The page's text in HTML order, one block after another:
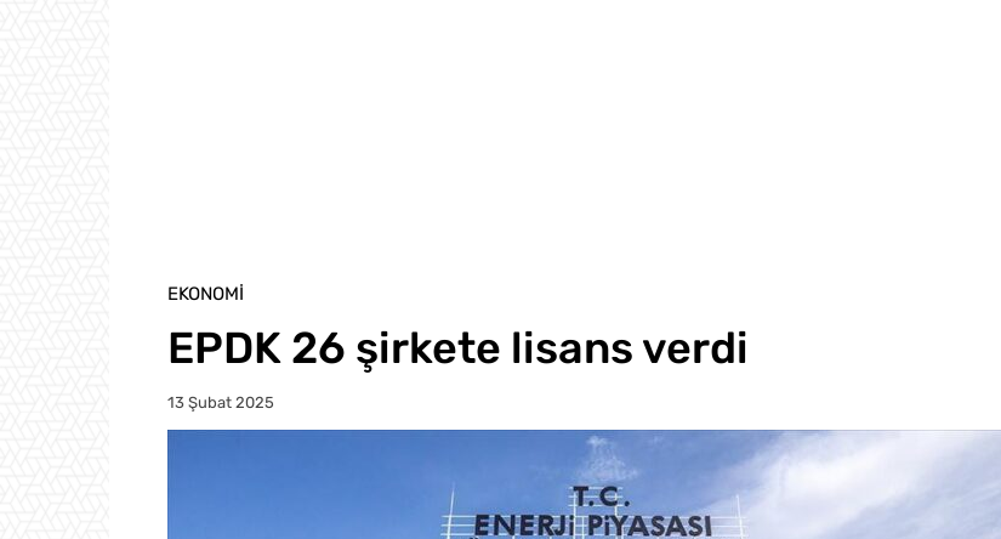
EKONOMI
EPDK 26 şirkete lisans verdi
13 Şubat 2025